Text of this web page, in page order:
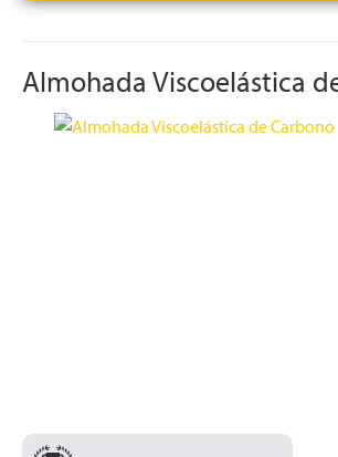
Almohada Viscoelástica